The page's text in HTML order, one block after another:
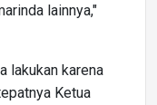
lainnya,"
lakukan karena
Ketua